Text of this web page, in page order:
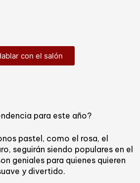
con el salón
para este año?
pastel, como el rosa, el
seguirán siendo populares en el
geniales para quienes quieren
y divertido.